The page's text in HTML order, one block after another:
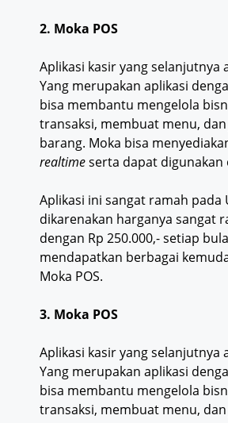
2. Moka POS
Aplikasi kasir yang selanjutnya
Yang merupakan aplikasi
bisa membantu mengelola
transaksi, membuat menu,
barang. Moka bisa
realtimeserta dapat
Aplikasi ini sangat ramah pada
dikarenakan harganya sangat
dengan Rp 250.000,- setiap
mendapatkan berbagai
Moka POS.
3. Moka POS
Aplikasi kasir yang selanjutnya
Yang merupakan aplikasi
bisa membantu mengelola
transaksi, membuat menu,